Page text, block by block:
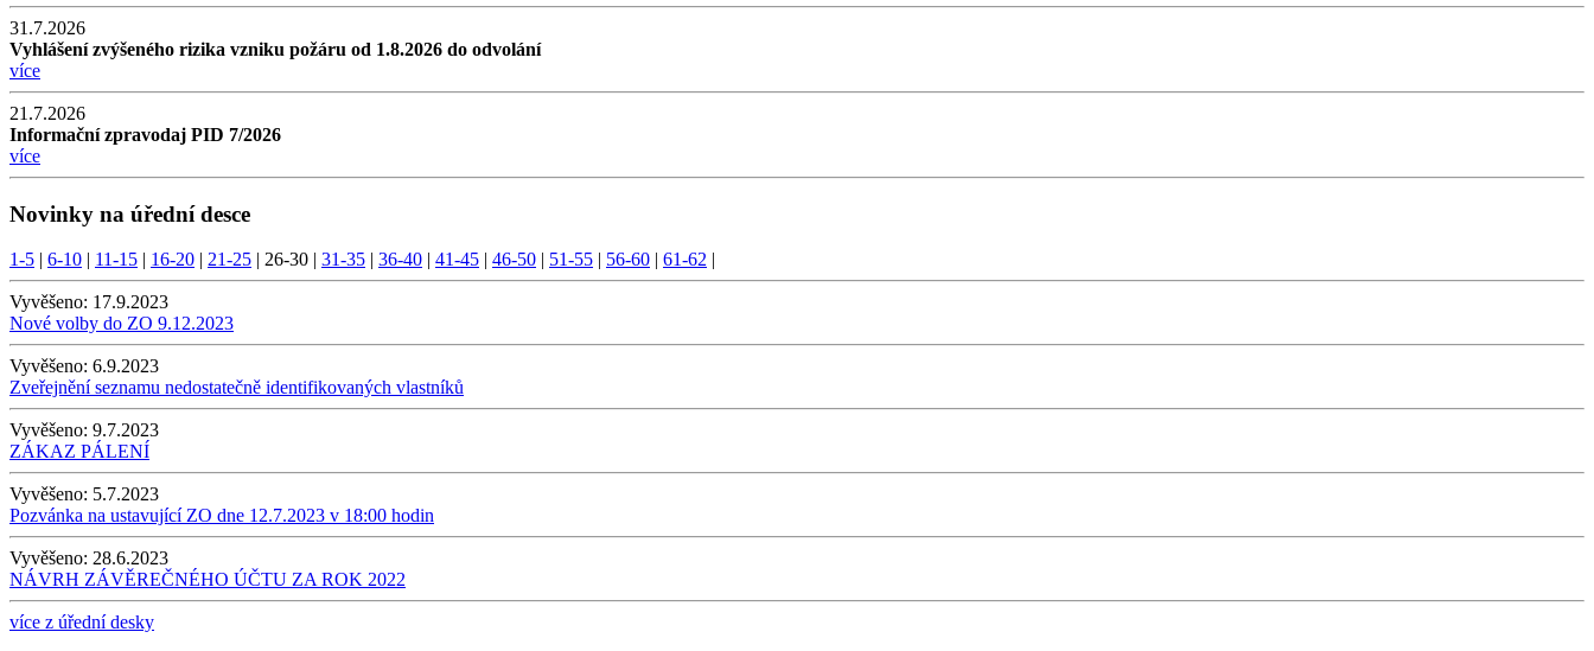
31.7.2026
Vyhlášení zvýšeného rizika vzniku požáru od 1.8.2026 do odvolání
více
21.7.2026
Informační zpravodaj PID 7/2026
více
Novinky na úřední desce
1-5 6-10 11-15 16-20 21-25 26-30 31-35 36-40 41-45 46-50 51-55 56-60 61-62
Vyvěšeno: 17.9.2023
Nové volby do ZO 9.12.2023
Vyvěšeno: 6.9.2023
Zveřejnění seznamu nedostatečně identifikovaných vlastníků
Vyvěšeno: 9.7.2023
ZÁKAZ PÁLENÍ
Vyvěšeno: 5.7.2023
Pozvánka na ustavující ZO dne 12.7.2023 v 18:00 hodin
Vyvěšeno: 28.6.2023
NÁVRH ZÁVĚREČNÉHO ÚČTU ZA ROK 2022
více z úřední desky